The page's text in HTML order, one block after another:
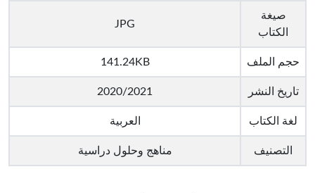
صيغة
الكتاب
JPG
حجم الملف 141.24KB
تاريخ النشر 2020/2021
لغة الكتاب العربية
التصنيف مناهج وحلول دراسية